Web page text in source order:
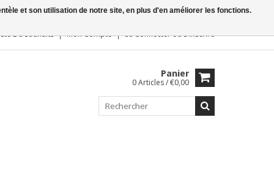
De Souhaits Mon Compte Se ConnecterouS'inscrire
Panier
0 Articles / €0,00
et son utilisation de notre site, en plus d'en améliorer les fonctions.